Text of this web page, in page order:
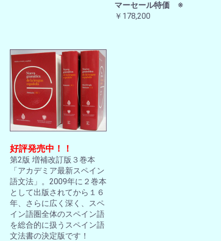
マーセール特価 ※
￥178,200
好評発売中！！
第2版 増補改訂版３巻本
「アカデミア最新スペイン
語文法」。2009年に２巻本
として出版されてから１６
年、さらに広く深く、スペ
イン語圏全体のスペイン語
を総合的に扱うスペイン語
文法書の決定版です！